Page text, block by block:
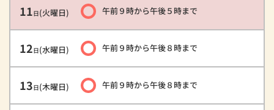
11日(火曜日) 午前９時から午後５時まで
12日(水曜日) 午前９時から午後８時まで
13日(木曜日) 午前９時から午後８時まで